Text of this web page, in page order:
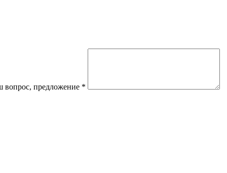
вопрос, предложение *